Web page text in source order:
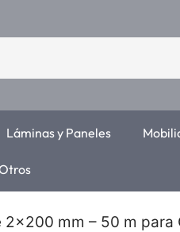
Láminas y Paneles
2×200 mm – 50 m